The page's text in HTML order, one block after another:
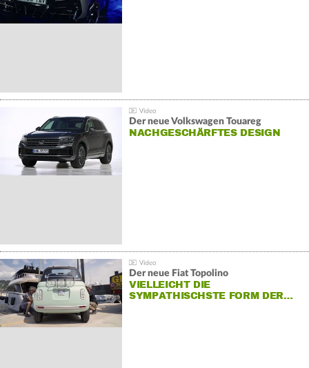
Der neue Volkswagen Touareg
NACHGESCHÄRFTES DESIGN
Der neue Fiat Topolino
VIELLEICHT DIE
SYMPATHISCHSTE FORM DER…